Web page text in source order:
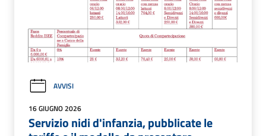
AVVISI
16 GIUGNO 2026
Servizio nidi d'infanzia, pubblicate le